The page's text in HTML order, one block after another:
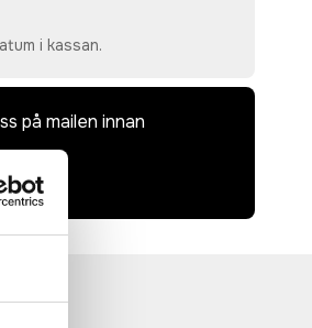
i kassan.
på mailen innan